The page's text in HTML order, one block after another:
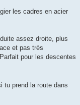
les cadres en acier
assez droite, plus
et pas très
pour les descentes
tu prend la route dans